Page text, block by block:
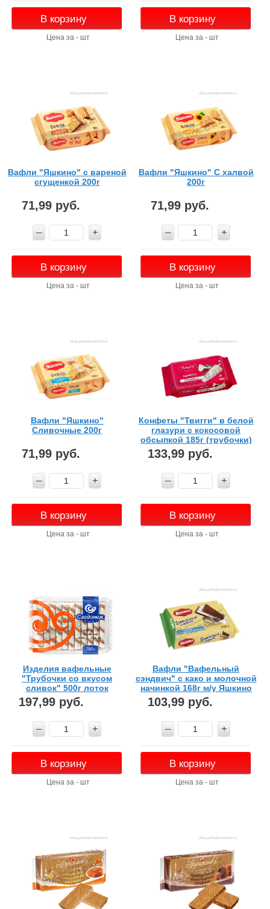
В корзину
Цена за - шт
В корзину
Цена за - шт
Вафли "Яшкино" с вареной
сгущенкой 200г
71,99 руб.
В корзину
Цена за - шт
Вафли "Яшкино" С халвой
200г
71,99 руб.
В корзину
Цена за - шт
Вафли "Яшкино"
Сливочные 200г
71,99 руб.
В корзину
Цена за - шт
Конфеты "Твигги" в белой
глазури с кокосовой
обсыпкой 185г (трубочки)
133,99 руб.
В корзину
Цена за - шт
Изделия вафельные
"Трубочки со вкусом
сливок" 500г лоток
Сладонеж
197,99 руб.
В корзину
Цена за - шт
Вафли "Вафельный
сэндвич" с како и молочной
начинкой 168г м/у Яшкино
103,99 руб.
В корзину
Цена за - шт